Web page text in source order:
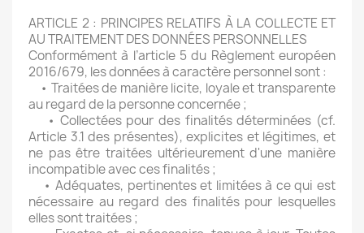
ARTICLE 2 : PRINCIPES RELATIFS À LA COLLECTE ET
AU TRAITEMENT DES DONNÉES PERSONNELLES
Conformément à l’article 5 du Règlement européen
2016/679, les données à caractère personnel sont :
• Traitées de manière licite, loyale et transparente
au regard de la personne concernée ;
• Collectées pour des finalités déterminées (cf.
Article 3.1 des présentes), explicites et légitimes, et
ne pas être traitées ultérieurement d'une manière
incompatible avec ces finalités ;
• Adéquates, pertinentes et limitées à ce qui est
nécessaire au regard des finalités pour lesquelles
elles sont traitées ;